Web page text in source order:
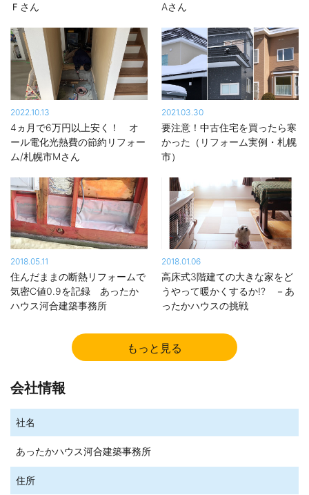
Ｆさん
Aさん
2022.10.13
4ヵ月で6万円以上安く！ オ
ール電化光熱費の節約リフォー
ム/札幌市Mさん
2021.03.30
要注意！中古住宅を買ったら寒
かった（リフォーム実例・札幌
市）
2018.05.11
住んだままの断熱リフォームで
気密C値0.9を記録 あったか
ハウス河合建築事務所
2018.01.06
高床式3階建ての大きな家をど
うやって暖かくするか!? －あ
ったかハウスの挑戦
「暖かくなって、外壁と屋根を張り替えて500万円は安い」札幌
2016.02.22
平成元年の建売を暖かくリフォームできるか－札幌・東区
断熱リフォームが安くできる理由．ムダ工事をしないから！－札
2015.06.11
もっと見る
会社情報
社名
あったかハウス河合建築事務所
住所